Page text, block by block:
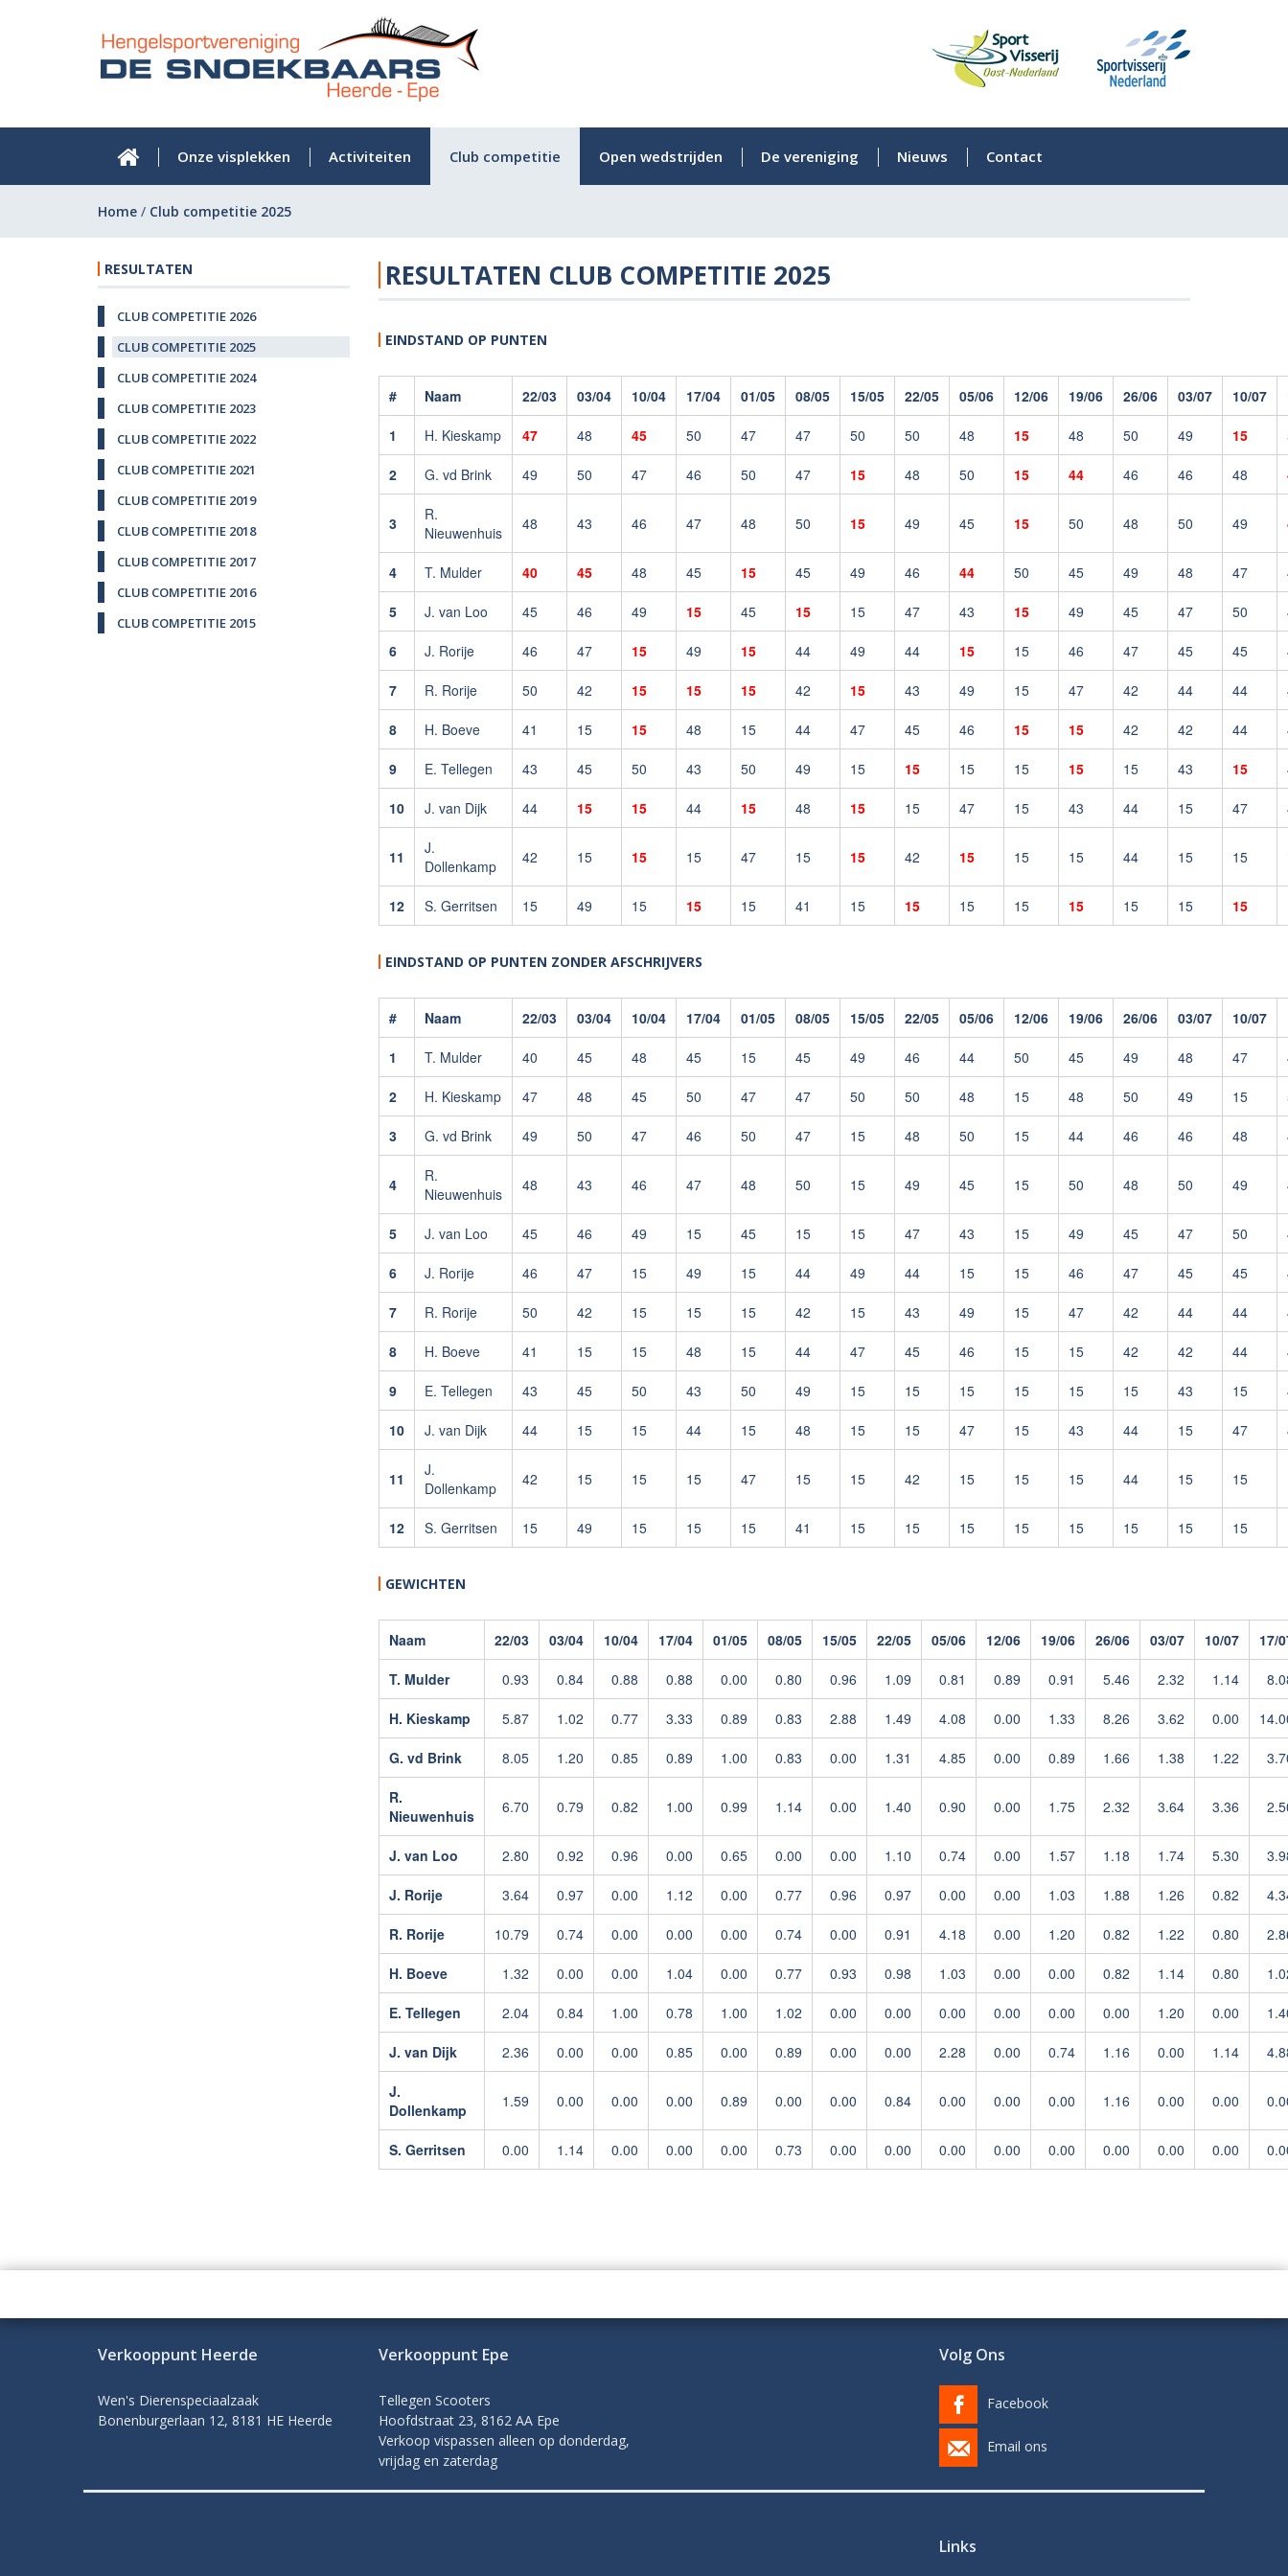
Onze visplekken Activiteiten Club competitie Open wedstrijden De vereniging Nieuws Contact
Home / Club competitie 2025
RESULTATEN
CLUB COMPETITIE 2026
CLUB COMPETITIE 2025
CLUB COMPETITIE 2024
CLUB COMPETITIE 2023
CLUB COMPETITIE 2022
CLUB COMPETITIE 2021
CLUB COMPETITIE 2019
CLUB COMPETITIE 2018
CLUB COMPETITIE 2017
CLUB COMPETITIE 2016
CLUB COMPETITIE 2015
RESULTATEN CLUB COMPETITIE 2025
EINDSTAND OP PUNTEN
# Naam 22/03 03/04 10/04 17/04 01/05 08/05 15/05 22/05 05/06 12/06 19/06 26/06 03/07 10/07
1 H. Kieskamp 47 48 45 50 47 47 50 50 48 15 48 50 49 15
2 G. vd Brink 49 50 47 46 50 47 15 48 50 15 44 46 46 48
3
R.
Nieuwenhuis
48 43 46 47 48 50 15 49 45 15 50 48 50 49
4 T. Mulder 40 45 48 45 15 45 49 46 44 50 45 49 48 47
5 J. van Loo 45 46 49 15 45 15 15 47 43 15 49 45 47 50
6 J. Rorije 46 47 15 49 15 44 49 44 15 15 46 47 45 45
7 R. Rorije 50 42 15 15 15 42 15 43 49 15 47 42 44 44
8 H. Boeve 41 15 15 48 15 44 47 45 46 15 15 42 42 44
9 E. Tellegen 43 45 50 43 50 49 15 15 15 15 15 15 43 15
10 J. van Dijk 44 15 15 44 15 48 15 15 47 15 43 44 15 47
11
J.
Dollenkamp
42 15 15 15 47 15 15 42 15 15 15 44 15 15
12 S. Gerritsen 15 49 15 15 15 41 15 15 15 15 15 15 15 15
EINDSTAND OP PUNTEN ZONDER AFSCHRIJVERS
# Naam 22/03 03/04 10/04 17/04 01/05 08/05 15/05 22/05 05/06 12/06 19/06 26/06 03/07 10/07
1 T. Mulder 40 45 48 45 15 45 49 46 44 50 45 49 48 47
2 H. Kieskamp 47 48 45 50 47 47 50 50 48 15 48 50 49 15
3 G. vd Brink 49 50 47 46 50 47 15 48 50 15 44 46 46 48
4
R.
Nieuwenhuis
48 43 46 47 48 50 15 49 45 15 50 48 50 49
5 J. van Loo 45 46 49 15 45 15 15 47 43 15 49 45 47 50
6 J. Rorije 46 47 15 49 15 44 49 44 15 15 46 47 45 45
7 R. Rorije 50 42 15 15 15 42 15 43 49 15 47 42 44 44
8 H. Boeve 41 15 15 48 15 44 47 45 46 15 15 42 42 44
9 E. Tellegen 43 45 50 43 50 49 15 15 15 15 15 15 43 15
10 J. van Dijk 44 15 15 44 15 48 15 15 47 15 43 44 15 47
11
J.
Dollenkamp
42 15 15 15 47 15 15 42 15 15 15 44 15 15
12 S. Gerritsen 15 49 15 15 15 41 15 15 15 15 15 15 15 15
GEWICHTEN
Naam 22/03 03/04 10/04 17/04 01/05 08/05 15/05 22/05 05/06 12/06 19/06 26/06 03/07 10/07 17/
T. Mulder 0.93 0.84 0.88 0.88 0.00 0.80 0.96 1.09 0.81 0.89 0.91 5.46 2.32 1.14
H. Kieskamp 5.87 1.02 0.77 3.33 0.89 0.83 2.88 1.49 4.08 0.00 1.33 8.26 3.62 0.00
G. vd Brink 8.05 1.20 0.85 0.89 1.00 0.83 0.00 1.31 4.85 0.00 0.89 1.66 1.38 1.22
R.
Nieuwenhuis
6.70 0.79 0.82 1.00 0.99 1.14 0.00 1.40 0.90 0.00 1.75 2.32 3.64 3.36
J. van Loo 2.80 0.92 0.96 0.00 0.65 0.00 0.00 1.10 0.74 0.00 1.57 1.18 1.74 5.30
J. Rorije 3.64 0.97 0.00 1.12 0.00 0.77 0.96 0.97 0.00 0.00 1.03 1.88 1.26 0.82
R. Rorije 10.79 0.74 0.00 0.00 0.00 0.74 0.00 0.91 4.18 0.00 1.20 0.82 1.22 0.80
H. Boeve 1.32 0.00 0.00 1.04 0.00 0.77 0.93 0.98 1.03 0.00 0.00 0.82 1.14 0.80
E. Tellegen 2.04 0.84 1.00 0.78 1.00 1.02 0.00 0.00 0.00 0.00 0.00 0.00 1.20 0.00
J. van Dijk 2.36 0.00 0.00 0.85 0.00 0.89 0.00 0.00 2.28 0.00 0.74 1.16 0.00 1.14
J.
Dollenkamp
1.59 0.00 0.00 0.00 0.89 0.00 0.00 0.84 0.00 0.00 0.00 1.16 0.00 0.00
S. Gerritsen 0.00 1.14 0.00 0.00 0.00 0.73 0.00 0.00 0.00 0.00 0.00 0.00 0.00 0.00
Verkooppunt Heerde
Wen's Dierenspeciaalzaak
Bonenburgerlaan 12, 8181 HE Heerde
Verkooppunt Epe
Tellegen Scooters
Hoofdstraat 23, 8162 AA Epe
Verkoop vispassen alleen op donderdag,
vrijdag en zaterdag
Volg Ons
Facebook
Email ons
Links